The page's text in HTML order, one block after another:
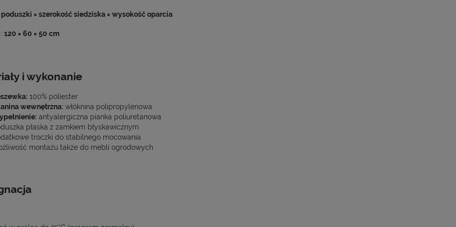
× szerokość siedziska × wysokość oparcia
120 × 60 × 50 cm
i wykonanie
100% poliester
wewnętrzna: włóknina polipropylenowa
antyalergiczna pianka poliuretanowa
płaska z zamkiem błyskawicznym
troczki do stabilnego mocowania
montażu także do mebli ogrodowych